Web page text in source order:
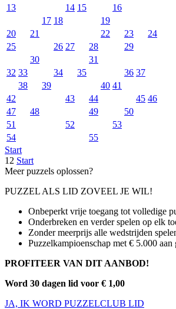
13
14 15
16
17 18
19
20
21 22 23
24
25
26 27 28
29
30
31
32 33 34 35 36 37
38
39 40 41
42
43 44 45 46
47
48 49
50
51
52
53
54
55
Start
12 Start
Meer puzzels oplossen?
PUZZEL ALS LID ZOVEEL JE WIL!
Onbeperkt vrije toegang tot volledige
Onderbreken en verder spelen op elk
Zonder meerprijs alle wedstrijden
Puzzelkampioenschap met € 5.000 aan
PROFITEER VAN DIT AANBOD!
Word 30 dagen lid voor € 1,00
JA, IK WORD PUZZELCLUB LID